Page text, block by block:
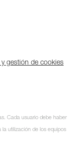
gestión de cookies
Cada usuario debe haber
utilización de los equipos